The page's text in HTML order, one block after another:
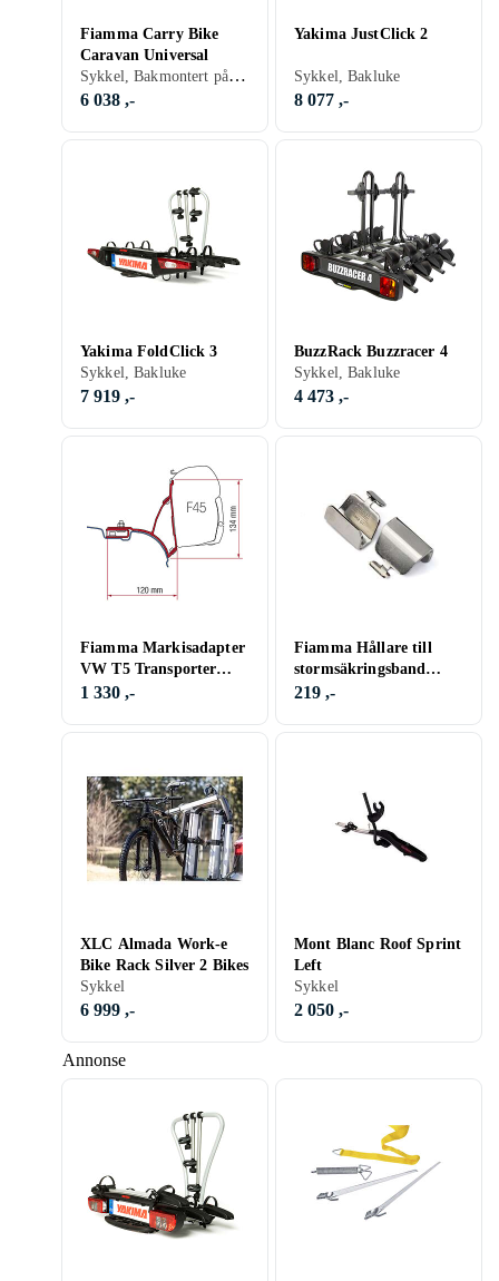
Annonse
Fiamma Carry Bike
Caravan Universal
Sykkel, Bakmontert på bobil/campingvogn, 35 kg
6 038 ,-
Yakima JustClick 2
Sykkel, Bakluke
8 077 ,-
Yakima FoldClick 3
Sykkel, Bakluke
7 919 ,-
BuzzRack Buzzracer 4
Sykkel, Bakluke
4 473 ,-
Fiamma Markisadapter
VW T5 Transporter
Multivan
1 330 ,-
Fiamma Hållare till
stormsäkringsband
Caravanstore, 2-pack
219 ,-
XLC Almada Work-e
Bike Rack Silver 2 Bikes
Sykkel
6 999 ,-
Mont Blanc Roof Sprint
Left
Sykkel
2 050 ,-